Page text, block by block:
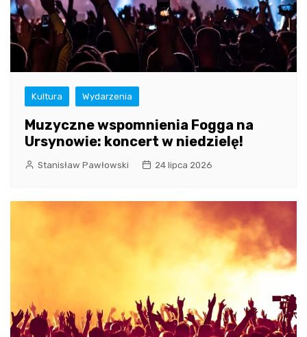
Kultura Wydarzenia
Muzyczne wspomnienia Fogga na
Ursynowie: koncert w niedzielę!
Stanisław Pawłowski 24 lipca 2026